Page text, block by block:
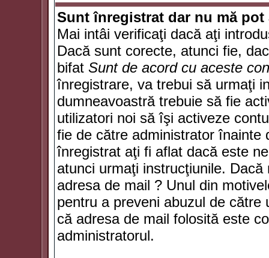
Sunt înregistrat dar nu mă
Mai intâi verificaţi dacă aţi
Dacă sunt corecte, atunci fie,
bifat Sunt de acord cu aceste
înregistrare, va trebui să urmaţi
dumneavoastră trebuie să fie
utilizatori noi să îşi activeze
fie de către administrator înainte
înregistrat aţi fi aflat dacă este
atunci urmaţi instrucţiunile.
adresa de mail ? Unul din
pentru a preveni abuzul de către
că adresa de mail folosită este
administratorul.